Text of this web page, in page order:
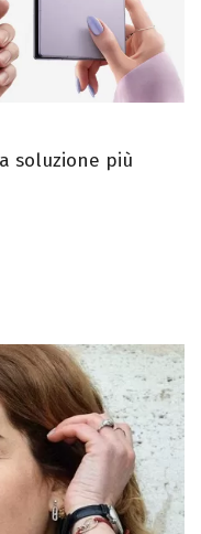
soluzione più